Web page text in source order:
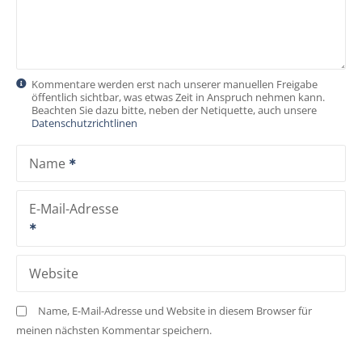
Kommentare werden erst nach unserer manuellen Freigabe
öffentlich sichtbar, was etwas Zeit in Anspruch nehmen kann.
Beachten Sie dazu bitte, neben der Netiquette, auch unsere
Datenschutzrichtlinen
Name
E-Mail-Adresse
Website
Name, E-Mail-Adresse und Website in diesem Browser für
meinen nächsten Kommentar speichern.